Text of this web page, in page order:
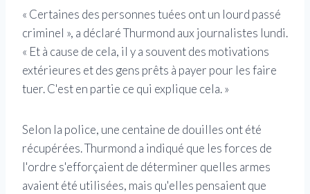
« Certaines des personnes tuées ont un lourd passé
criminel », a déclaré Thurmond aux journalistes lundi.
« Et à cause de cela, il y a souvent des motivations
extérieures et des gens prêts à payer pour les faire
tuer. C'est en partie ce qui explique cela. »
Selon la police, une centaine de douilles ont été
récupérées. Thurmond a indiqué que les forces de
l'ordre s'efforçaient de déterminer quelles armes
avaient été utilisées, mais qu'elles pensaient que